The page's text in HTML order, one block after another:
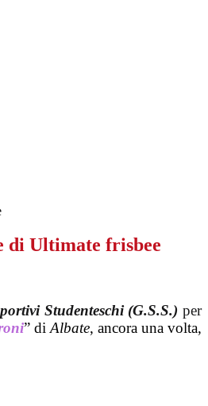
di Ultimate frisbee
Studenteschi (G.S.S.) per
” di Albate, ancora una volta,